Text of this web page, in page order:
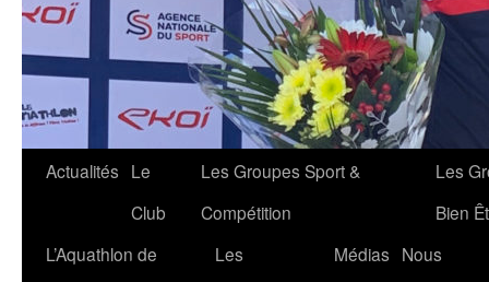
Aller
contenu
Actualités Le
Club
Les Groupes Sport &
Compétition
Les
Bien
L’Aquathlon de
Les
Médias Nous